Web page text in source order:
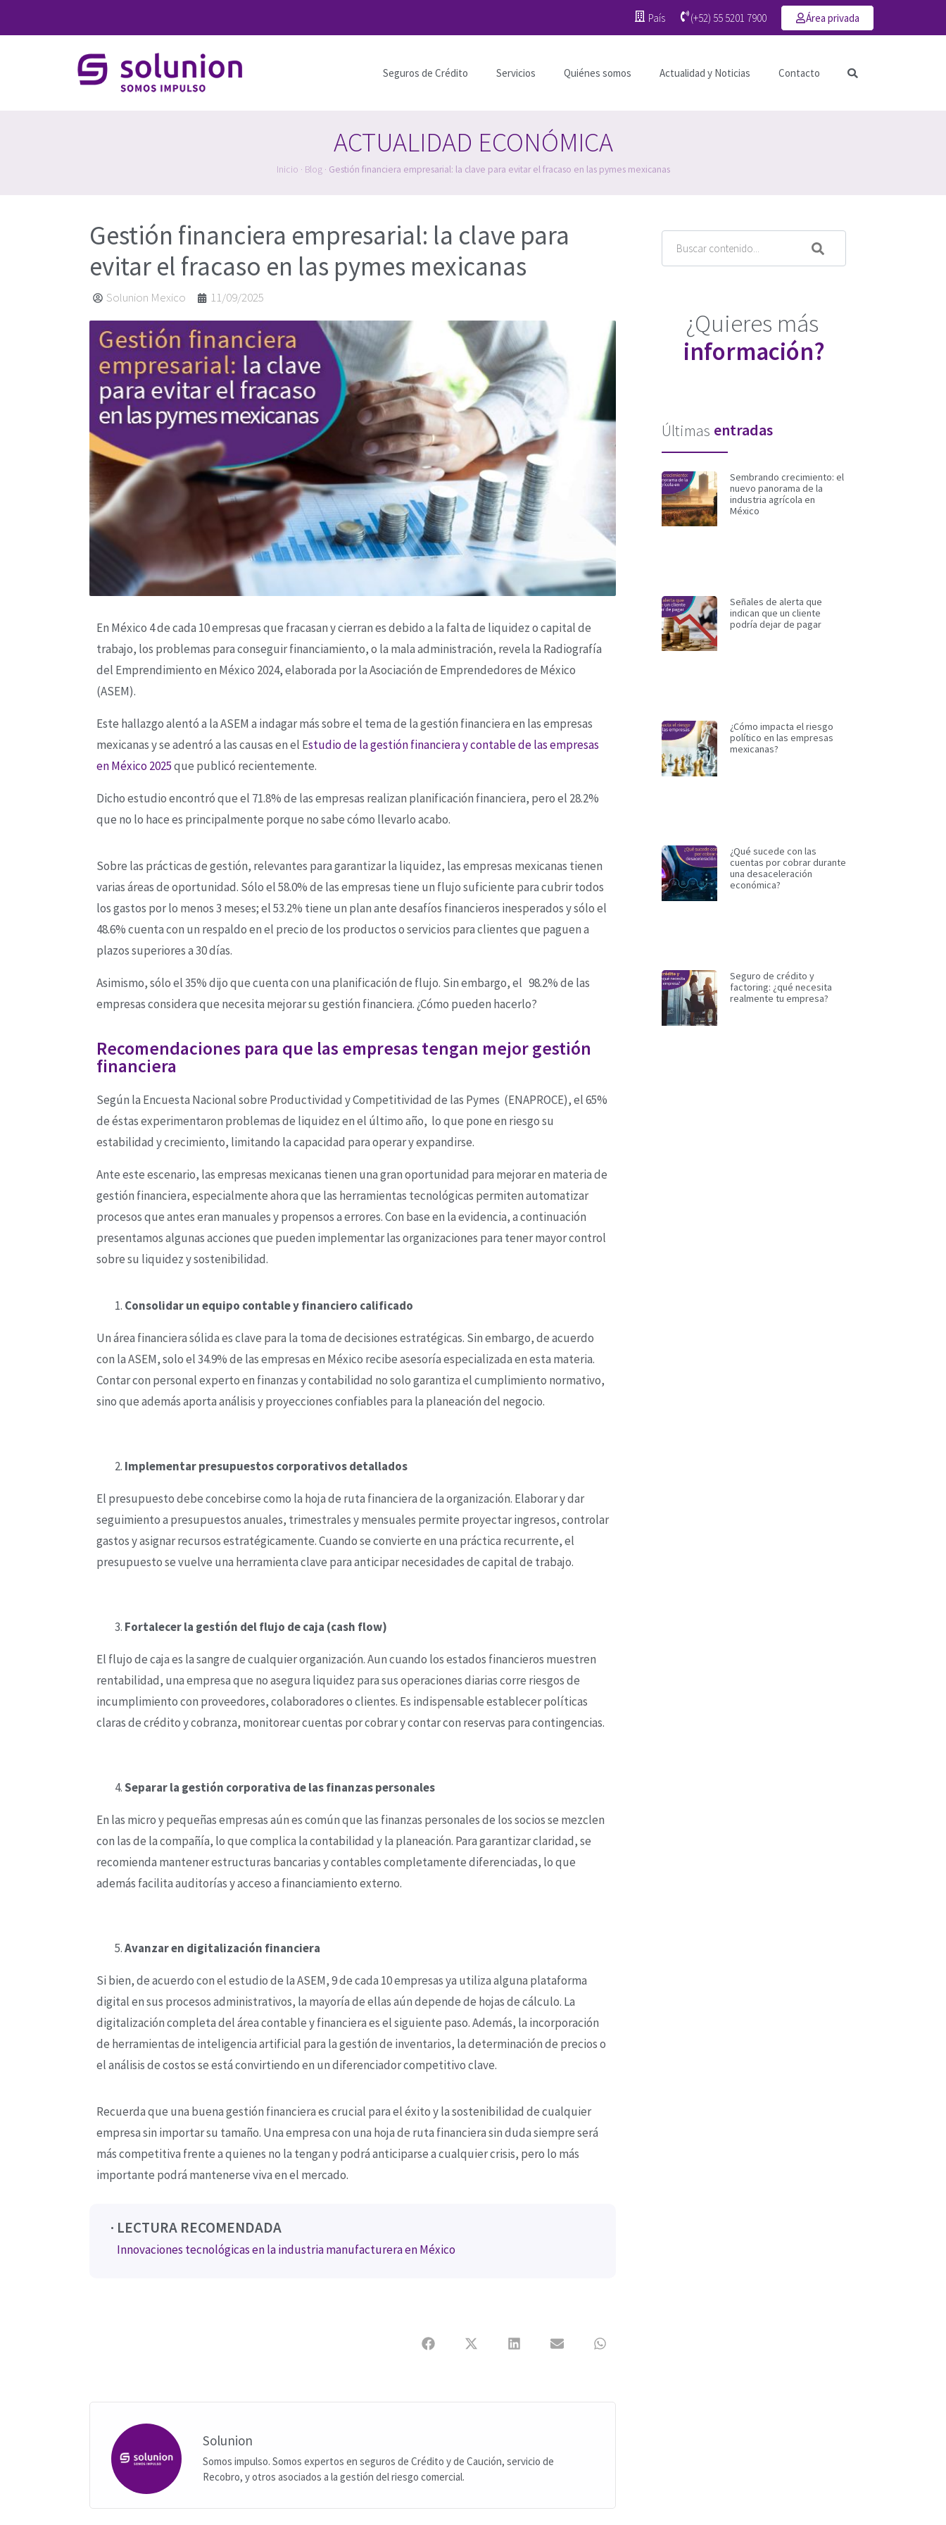
País (+52) 55 5201 7900 Área privada
Seguros de Crédito Servicios Quiénes somos Actualidad y Noticias Contacto
ACTUALIDAD ECONÓMICA
Inicio · Blog· Gestión financiera empresarial: la clave para evitar el fracaso en las pymes mexicanas
Gestión financiera empresarial: la clave para
evitar el fracaso en las pymes mexicanas
Solunion Mexico 11/09/2025
En México 4 de cada 10 empresas que fracasan y cierran es debido a la falta de liquidez o capital de
trabajo, los problemas para conseguir financiamiento, o la mala administración, revela la Radiografía
del Emprendimiento en México 2024, elaborada por la Asociación de Emprendedores de México
(ASEM).
Este hallazgo alentó a la ASEM a indagar más sobre el tema de la gestión financiera en las empresas
mexicanas y se adentró a las causas en el Estudio de la gestión financiera y contable de las empresas
en México 2025que publicó recientemente.
Dicho estudio encontró que el 71.8% de las empresas realizan planificación financiera, pero el 28.2%
que no lo hace es principalmente porque no sabe cómo llevarlo acabo.
Sobre las prácticas de gestión, relevantes para garantizar la liquidez, las empresas mexicanas tienen
varias áreas de oportunidad. Sólo el 58.0% de las empresas tiene un flujo suficiente para cubrir todos
los gastos por lo menos 3 meses; el 53.2% tiene un plan ante desafíos financieros inesperados y sólo el
48.6% cuenta con un respaldo en el precio de los productos o servicios para clientes que paguen a
plazos superiores a 30 días.
Asimismo, sólo el 35% dijo que cuenta con una planificación de flujo. Sin embargo, el 98.2% de las
empresas considera que necesita mejorar su gestión financiera. ¿Cómo pueden hacerlo?
Recomendaciones para que las empresas tengan mejor gestión
financiera
Según la Encuesta Nacional sobre Productividad y Competitividad de las Pymes (ENAPROCE), el 65%
de éstas experimentaron problemas de liquidez en el último año, lo que pone en riesgo su
estabilidad y crecimiento, limitando la capacidad para operar y expandirse.
Ante este escenario, las empresas mexicanas tienen una gran oportunidad para mejorar en materia de
gestión financiera, especialmente ahora que las herramientas tecnológicas permiten automatizar
procesos que antes eran manuales y propensos a errores. Con base en la evidencia, a continuación
presentamos algunas acciones que pueden implementar las organizaciones para tener mayor control
sobre su liquidez y sostenibilidad.
Consolidar un equipo contable y financiero calificado
Un área financiera sólida es clave para la toma de decisiones estratégicas. Sin embargo, de acuerdo
con la ASEM, solo el 34.9% de las empresas en México recibe asesoría especializada en esta materia.
Contar con personal experto en finanzas y contabilidad no solo garantiza el cumplimiento normativo,
sino que además aporta análisis y proyecciones confiables para la planeación del negocio.
Implementar presupuestos corporativos detallados
El presupuesto debe concebirse como la hoja de ruta financiera de la organización. Elaborar y dar
seguimiento a presupuestos anuales, trimestrales y mensuales permite proyectar ingresos, controlar
gastos y asignar recursos estratégicamente. Cuando se convierte en una práctica recurrente, el
presupuesto se vuelve una herramienta clave para anticipar necesidades de capital de trabajo.
Fortalecer la gestión del flujo de caja (cash flow)
El flujo de caja es la sangre de cualquier organización. Aun cuando los estados financieros muestren
rentabilidad, una empresa que no asegura liquidez para sus operaciones diarias corre riesgos de
incumplimiento con proveedores, colaboradores o clientes. Es indispensable establecer políticas
claras de crédito y cobranza, monitorear cuentas por cobrar y contar con reservas para contingencias.
Separar la gestión corporativa de las finanzas personales
En las micro y pequeñas empresas aún es común que las finanzas personales de los socios se mezclen
con las de la compañía, lo que complica la contabilidad y la planeación. Para garantizar claridad, se
recomienda mantener estructuras bancarias y contables completamente diferenciadas, lo que
además facilita auditorías y acceso a financiamiento externo.
Avanzar en digitalización financiera
Si bien, de acuerdo con el estudio de la ASEM, 9 de cada 10 empresas ya utiliza alguna plataforma
digital en sus procesos administrativos, la mayoría de ellas aún depende de hojas de cálculo. La
digitalización completa del área contable y financiera es el siguiente paso. Además, la incorporación
de herramientas de inteligencia artificial para la gestión de inventarios, la determinación de precios o
el análisis de costos se está convirtiendo en un diferenciador competitivo clave.
Recuerda que una buena gestión financiera es crucial para el éxito y la sostenibilidad de cualquier
empresa sin importar su tamaño. Una empresa con una hoja de ruta financiera sin duda siempre será
más competitiva frente a quienes no la tengan y podrá anticiparse a cualquier crisis, pero lo más
importante podrá mantenerse viva en el mercado.
· LECTURA RECOMENDADA
Innovaciones tecnológicas en la industria manufacturera en México
Solunion
Somos impulso. Somos expertos en seguros de Crédito y de Caución, servicio de
Recobro, y otros asociados a la gestión del riesgo comercial.
¿Quieres más
información?
Últimas entradas
Sembrando crecimiento: el
nuevo panorama de la
industria agrícola en
México
Señales de alerta que
indican que un cliente
podría dejar de pagar
¿Cómo impacta el riesgo
político en las empresas
mexicanas?
¿Qué sucede con las
cuentas por cobrar durante
una desaceleración
económica?
Seguro de crédito y
factoring: ¿qué necesita
realmente tu empresa?